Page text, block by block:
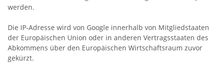
werden.
Die IP-Adresse wird von Google innerhalb von Mitgliedstaaten
der Europäischen Union oder in anderen Vertragsstaaten des
Abkommens über den Europäischen Wirtschaftsraum zuvor
gekürzt.